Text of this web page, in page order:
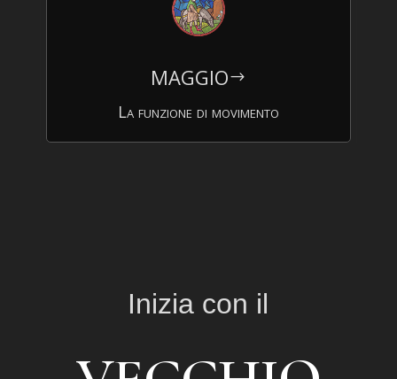
MAGGIO$
La funzione di movimento
Inizia con il